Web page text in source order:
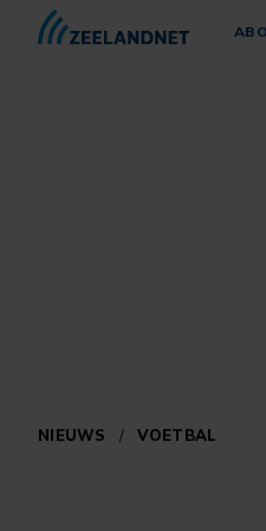
NIEUWS / VOETBAL